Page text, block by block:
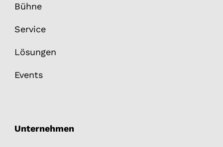
Bühne
Service
Lösungen
Events
Unternehmen